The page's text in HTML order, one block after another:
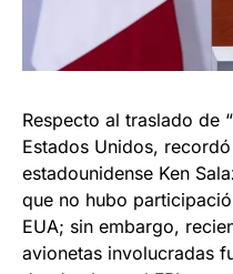
Respecto al traslado de
Estados Unidos,
estadounidense Ken
que no hubo
EUA; sin embargo,
avionetas involucradas